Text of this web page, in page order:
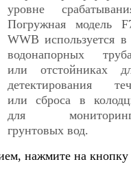
уровне
Погружная модель
WWB используется
водонапорных
или отстойниках
детектирования
или сброса в
для
грунтовых вод.
нажмите на кнопку